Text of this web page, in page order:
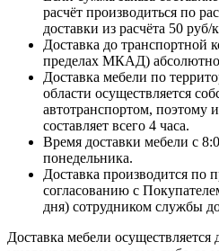
расчёт производиться по
доставки из расчёта 50 руб/
Доставка до транспортной
пределах МКАД) абсолютно
Доставка мебели по
области осуществляется
автотранспортом, поэтому
составляет всего 4 часа.
Время доставки мебели с
понедельника.
Доставка производится по
согласованию с
дня) сотрудником службы
Доставка мебели осуществляется